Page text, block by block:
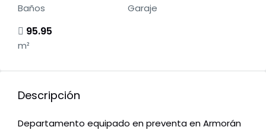
Baños Garaje
95.95
m²
Descripción
Departamento equipado en preventa en Armorán